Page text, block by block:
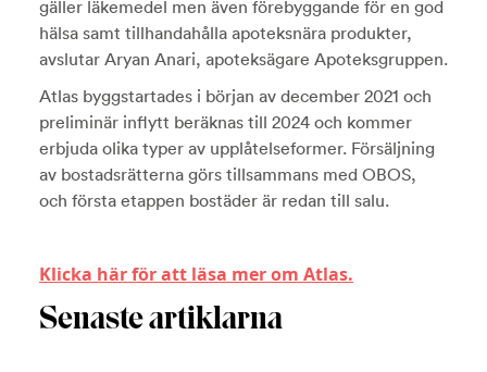
gäller läkemedel men även förebyggande för en god
hälsa samt tillhandahålla apoteksnära produkter,
avslutar Aryan Anari, apoteksägare Apoteksgruppen.
Atlas byggstartades i början av december 2021 och
preliminär inflytt beräknas till 2024 och kommer
erbjuda olika typer av upplåtelseformer. Försäljning
av bostadsrätterna görs tillsammans med OBOS,
och första etappen bostäder är redan till salu.
Klicka här för att läsa mer om Atlas.
Senaste artiklarna